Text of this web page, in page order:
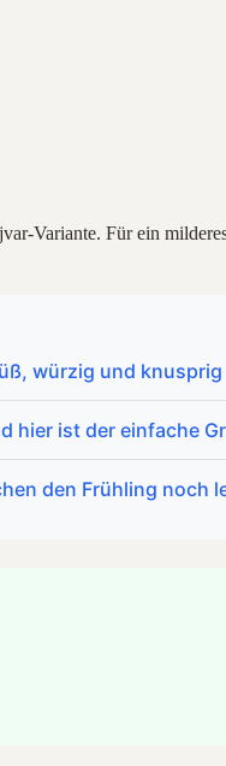
Variante. Für ein
würzig und
hier ist der einfache
den Frühling noch